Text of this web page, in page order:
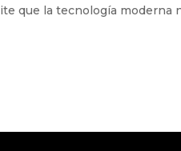
que la tecnología moderna